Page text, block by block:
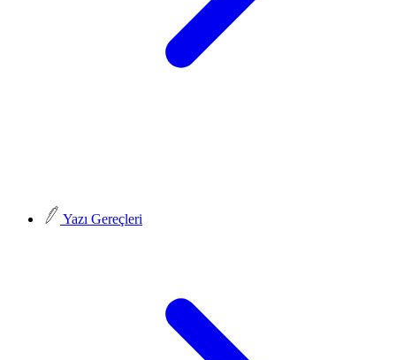
Yazı Gereçleri